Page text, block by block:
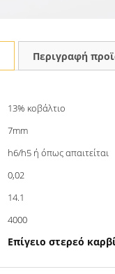
Περιγραφή
13% κοβάλτιο
7mm
h6/h5 ή όπως απαιτείται
0,02
14.1
4000
Επίγειο στερεό